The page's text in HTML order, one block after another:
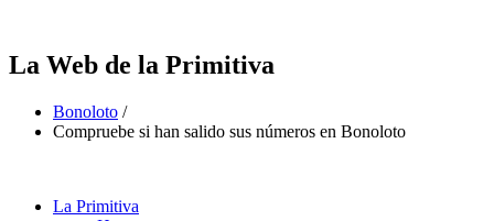
La Web de la Primitiva
Bonoloto /
Compruebe si han salido sus números en Bonoloto
La Primitiva